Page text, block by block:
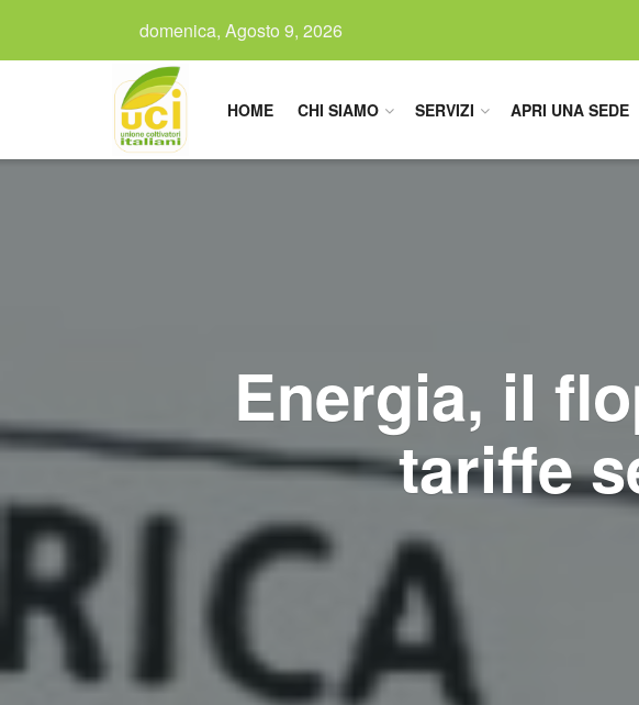
domenica, Agosto 9, 2026
HOME CHI SIAMO SERVIZI APRI UNA SEDE
Energia, il
tariffe